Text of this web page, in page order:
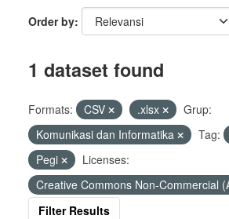
Order by
1 dataset found
Formats: CSV .xlsx
Grup:
Komunikasi dan Informatika
Tag:
Pegi
Licenses:
Creative Commons Non-Commercial
Filter Results